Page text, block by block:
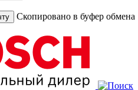
Скопировано в буфер обмена